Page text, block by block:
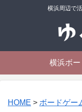
横浜周辺で
横浜ボ
HOME > ボードゲー